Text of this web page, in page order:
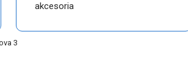
akcesoria
3